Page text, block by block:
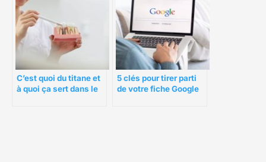
C’est quoi du titane et
à quoi ça sert dans le
5 clés pour tirer parti
de votre fiche Google